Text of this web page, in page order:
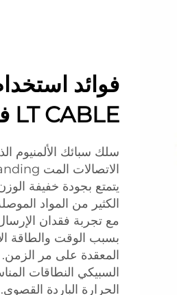
فوائد
LT CABLE في الاتصالات
سلك سبائك الألمنيوم
يتمتع بجودة خفيفة
الكثير من المواد
مع تجربة فقدان
بسبب الوقت والطاقة
المعقدة على مر الزمن.
السبيكي النطاقات